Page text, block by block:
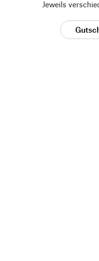
Jeweils